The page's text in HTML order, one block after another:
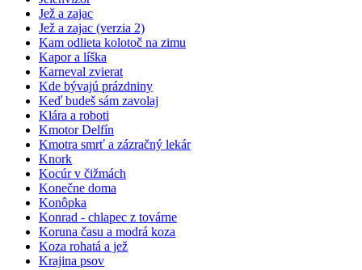
Jež a zajac
Jež a zajac (verzia 2)
Kam odlieta kolotoč na zimu
Kapor a líška
Karneval zvierat
Kde bývajú prázdniny
Keď budeš sám zavolaj
Klára a roboti
Kmotor Delfín
Kmotra smrť a zázračný lekár
Knork
Kocúr v čižmách
Konečne doma
Konôpka
Konrad - chlapec z továrne
Koruna času a modrá koza
Koza rohatá a jež
Krajina psov